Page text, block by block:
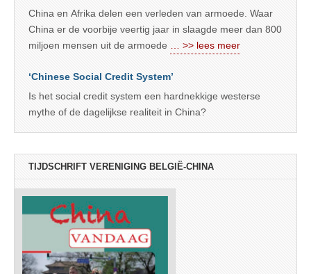
China en Afrika delen een verleden van armoede. Waar
China er de voorbije veertig jaar in slaagde meer dan 800
miljoen mensen uit de armoede
… >> lees meer
‘Chinese Social Credit System’
Is het social credit system een hardnekkige westerse
mythe of de dagelijkse realiteit in China?
TIJDSCHRIFT VERENIGING BELGIË-CHINA